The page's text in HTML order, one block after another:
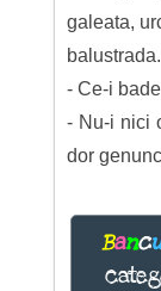
galeata,
- Ce-i
- Nu-i nici
dor
Banc